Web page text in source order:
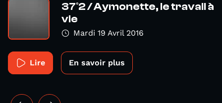
37°2 / Aymonette, le travail à
vie
Mardi 19 Avril 2016
Lire En savoir plus